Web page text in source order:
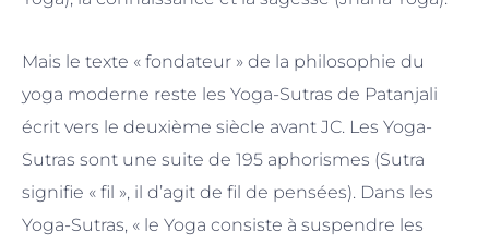
Mais le texte « fondateur » de la philosophie du
yoga moderne reste les Yoga-Sutras de Patanjali
écrit vers le deuxième siècle avant JC. Les Yoga-
Sutras sont une suite de 195 aphorismes (Sutra
signifie « fil », il d’agit de fil de pensées). Dans les
Yoga-Sutras, « le Yoga consiste à suspendre les